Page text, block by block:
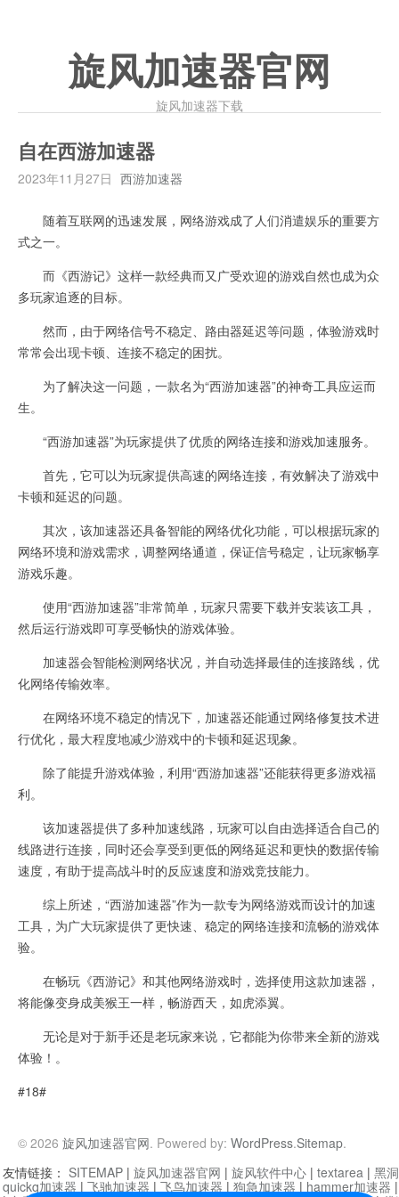
旋风加速器官网
旋风加速器下载
自在西游加速器
2023年11月27日 西游加速器
随着互联网的迅速发展，网络游戏成了人们消遣娱乐的重要方
式之一。
而《西游记》这样一款经典而又广受欢迎的游戏自然也成为众
多玩家追逐的目标。
然而，由于网络信号不稳定、路由器延迟等问题，体验游戏时
常常会出现卡顿、连接不稳定的困扰。
为了解决这一问题，一款名为“西游加速器”的神奇工具应运而
生。
“西游加速器”为玩家提供了优质的网络连接和游戏加速服务。
首先，它可以为玩家提供高速的网络连接，有效解决了游戏中
卡顿和延迟的问题。
其次，该加速器还具备智能的网络优化功能，可以根据玩家的
网络环境和游戏需求，调整网络通道，保证信号稳定，让玩家畅享
游戏乐趣。
使用“西游加速器”非常简单，玩家只需要下载并安装该工具，
然后运行游戏即可享受畅快的游戏体验。
加速器会智能检测网络状况，并自动选择最佳的连接路线，优
化网络传输效率。
在网络环境不稳定的情况下，加速器还能通过网络修复技术进
行优化，最大程度地减少游戏中的卡顿和延迟现象。
除了能提升游戏体验，利用“西游加速器”还能获得更多游戏福
利。
该加速器提供了多种加速线路，玩家可以自由选择适合自己的
线路进行连接，同时还会享受到更低的网络延迟和更快的数据传输
速度，有助于提高战斗时的反应速度和游戏竞技能力。
综上所述，“西游加速器”作为一款专为网络游戏而设计的加速
工具，为广大玩家提供了更快速、稳定的网络连接和流畅的游戏体
验。
在畅玩《西游记》和其他网络游戏时，选择使用这款加速器，
将能像变身成美猴王一样，畅游西天，如虎添翼。
无论是对于新手还是老玩家来说，它都能为你带来全新的游戏
体验！。
#18#
© 2026 旋风加速器官网. Powered by: WordPress.Sitemap.
友情链接： SITEMAP | 旋风加速器官网 | 旋风软件中心 | textarea | 黑
quickq加速器 | 飞驰加速器 | 飞鸟加速器 | 狗急加速器 | hammer加速器